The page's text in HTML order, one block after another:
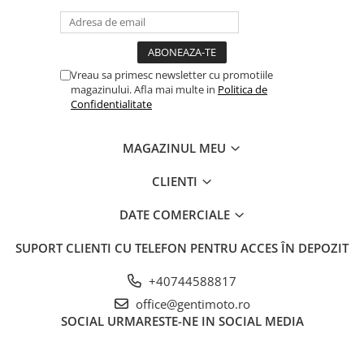
Vreau sa primesc newsletter cu promotiile
magazinului. Afla mai multe in Politica de
Confidentialitate
MAGAZINUL MEU
CLIENTI
DATE COMERCIALE
SUPORT CLIENTI CU TELEFON PENTRU ACCES ÎN DEPOZIT
+40744588817
office@gentimoto.ro
SOCIAL URMARESTE-NE IN SOCIAL MEDIA